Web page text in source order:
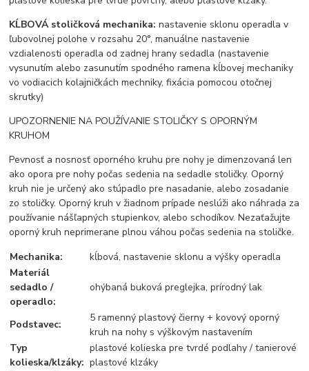
KĹBOVÁ stoličková mechanika: nastavenie sklonu operadla v
ľubovolnej polohe v rozsahu 20°, manuálne nastavenie
vzdialenosti operadla od zadnej hrany sedadla (nastavenie
vysunutím alebo zasunutím spodného ramena kĺbovej mechaniky
vo vodiacich kolajničkách mechniky, fixácia pomocou otočnej
skrutky)
UPOZORNENIE NA POUŽÍVANIE STOLIČKY S OPORNÝM
KRUHOM
Pevnosť a nosnosť oporného kruhu pre nohy je dimenzovaná len
ako opora pre nohy počas sedenia na sedadle stoličky. Oporný
kruh nie je určený ako stúpadlo pre nasadanie, alebo zosadanie
zo stoličky. Oporný kruh v žiadnom prípade neslúži ako náhrada za
používanie nášľapných stupienkov, alebo schodíkov. Nezaťažujte
oporný kruh neprimerane plnou váhou počas sedenia na stoličke.
Mechanika:
kĺbová, nastavenie sklonu a výšky operadla
Materiál
sedadlo /
operadlo:
ohýbaná buková preglejka, prírodný lak
Podstavec:
5 ramenný plastový čierny + kovový oporný
kruh na nohy s výškovým nastavením
Typ
kolieska/klzáky:
plastové kolieska pre tvrdé podlahy / tanierové
plastové klzáky